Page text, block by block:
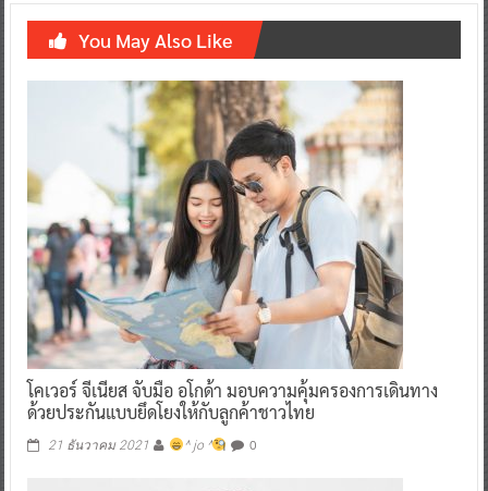
You May Also Like
โคเวอร์ จีเนียส จับมือ อโกด้า มอบความคุ้มครองการเดินทาง
ด้วยประกันแบบยึดโยงให้กับลูกค้าชาวไทย
21 ธันวาคม 2021 ^ jo ^ 0